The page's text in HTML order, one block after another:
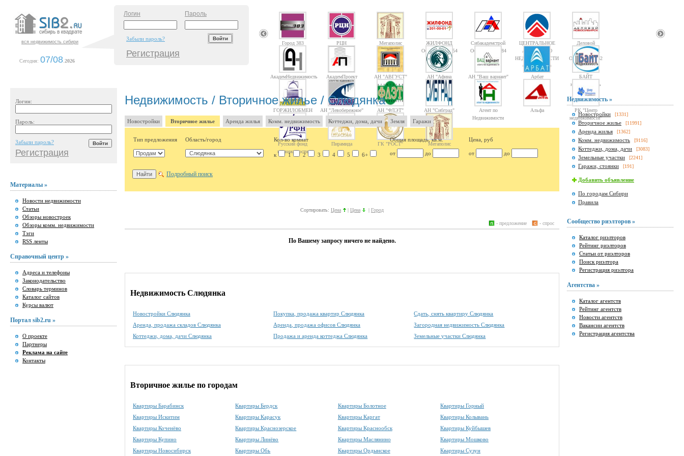
вся недвижимость сибири
Сегодня: 07/08 2026
Логин Пароль
Забыли пароль?
Регистрация
Город 383 РЦН Мегаполис
ЖИЛФОНД
Объектов: 14754
Сибакадемстрой
Объектов: 10084
ЦЕНТРАЛЬНОЕ
АГЕНТСТВО
НЕДВИЖИМОСТИ
Объектов: 10
Деловой
Новосибирск
Объектов: 1362
АкадемНедвижимость АкадемПроект АН "АВГУСТ"
АН "Афина
Паллада"
АН "Ваш вариант" Арбат
БАЙТ
недвижимость
ГОРЖИЛОБМЕН АН "Левобережное" АН "ФЛЭТ" АН "Сибград"
Агент по
Недвижимости
Альфа
РК "Центр
недвижимости"
Русский фонд
недвижимости
Пирамида ГК "РОСТ" Мегаполис
Логин:
Пароль:
Забыли пароль?
Регистрация
Материалы »
Новости недвижимости
Статьи
Обзоры новостроек
Обзоры комм. недвижимости
Тэги
RSS ленты
Справочный центр »
Адреса и телефоны
Законодательство
Словарь терминов
Каталог сайтов
Курсы валют
Портал sib2.ru »
О проекте
Партнеры
Реклама на сайте
Контакты
Недвижимость / Вторичное жилье / Слюдянка
Новостройки Вторичное жилье Аренда жилья Комм. недвижимость Коттеджи, дома, дачи Земля Гаражи
Тип предложения Область/город Кол-во комнат Общая площадь, кв.м. Цена, руб
к 1 2 3 4 5 6+ от до от до
Подробный поиск
Сортировать: Цена | Цена | Город
- спрос
- предложение
По Вашему запросу ничего не найдено.
Недвижимость Слюдянка
Новостройки Слюдянка Покупка, продажа квартир Слюдянка
Сдать, снять квартиру Слюдянка
Аренда, продажа складов Слюдянка
Аренда, продажа офисов Слюдянка
Загородная недвижимость Слюдянка
Коттеджи, дома, дачи Слюдянка
Продажа и аренда коттеджа Слюдянка Земельные участки Слюдянка
Вторичное жилье по городам
Квартиры Барабинск Квартиры Бердск Квартиры Болотное
Квартиры Горный
Квартиры Искитим
Квартиры Карасук Квартиры Каргат
Квартиры Колывань
Квартиры Коченёво
Квартиры Краснозерское Квартиры Краснообск
Квартиры Куйбышев
Квартиры Купино
Квартиры Линёво Квартиры Маслянино
Квартиры Мошково
Квартиры Новосибирск
Квартиры Обь Квартиры Ордынское Квартиры Сузун
Недвижимость »
Новостройки [1331]
Вторичное жилье [11991]
Аренда жилья [1362]
Комм. недвижимость [9116]
Коттеджи, дома, дачи [3083]
Земельные участки [2241]
Гаражи, стоянки [191]
Добавить объявление
По городам Сибири
Правила
Сообщество риэлторов »
Каталог риэлторов
Рейтинг риэлторов
Статьи от риэлторов
Поиск риэлтора
Регистрация риэлтора
Агентства »
Каталог агентств
Рейтинг агентств
Новости агентств
Вакансии агентств
Регистрация агентства